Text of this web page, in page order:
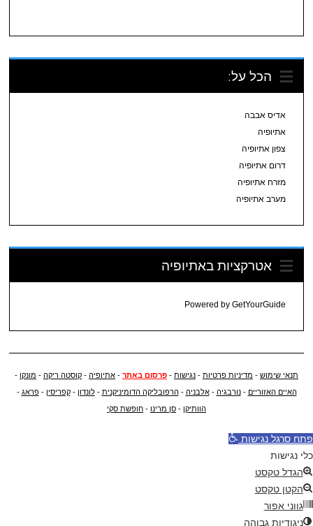
הכל על:
אדיס אבבה
אתיופיה
צפון אתיופיה
דרום אתיופיה
מזרח אתיופיה
מערב אתיופיה
אטרקציות באתיופיה
Powered by GetYourGuide
תנאי שימוש - מדיניות פרטיות - נגישות - פרסום באתר - אתיופיה - קוסטה ריקה - מונקו -
האיים האזוריים -נורבגיה -אלבניה -הרפובליקה הדומיניקנית -לונדון -קפריסין -פראג -
הוותיקן - סן מרינו - חופשת סקי
פתח סרגל נגישות
כלי נגישות
הגדל טקסט
הקטן טקסט
גווני אפור
ניגודיות גבוהה